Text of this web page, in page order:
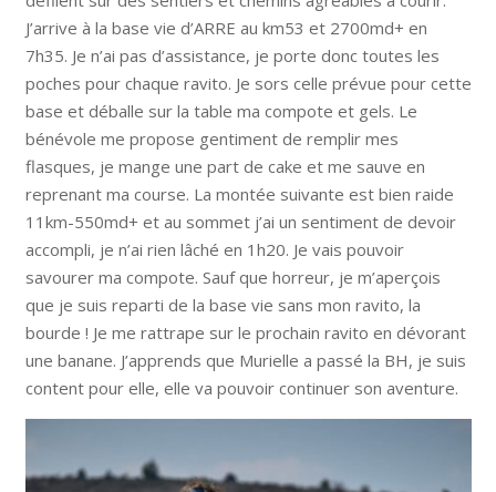
J’arrive à la base vie d’ARRE au km53 et 2700md+ en
7h35. Je n’ai pas d’assistance, je porte donc toutes les
poches pour chaque ravito. Je sors celle prévue pour cette
base et déballe sur la table ma compote et gels. Le
bénévole me propose gentiment de remplir mes
flasques, je mange une part de cake et me sauve en
reprenant ma course. La montée suivante est bien raide
11km-550md+ et au sommet j’ai un sentiment de devoir
accompli, je n’ai rien lâché en 1h20. Je vais pouvoir
savourer ma compote. Sauf que horreur, je m’aperçois
que je suis reparti de la base vie sans mon ravito, la
bourde ! Je me rattrape sur le prochain ravito en dévorant
une banane. J’apprends que Murielle a passé la BH, je suis
content pour elle, elle va pouvoir continuer son aventure.